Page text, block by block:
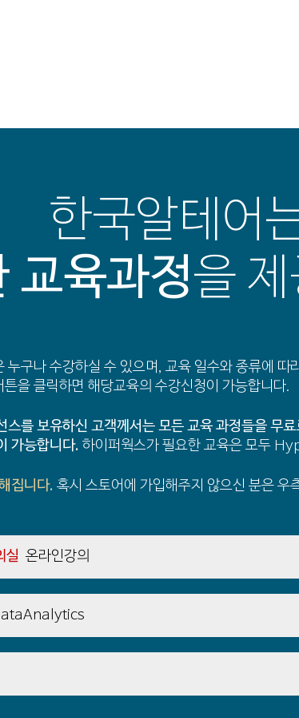
한국알테어
교육과정을
구나 수강하실 수 있으며, 교육 일수와 종류에 따
을 클릭하면 해당교육의 수강신청이 가능합니다.
스를 보유하신 고객께서는 모든 교육 과정들을 무
가능합니다. 하이퍼웍스가 필요한 교육은 모두
집니다. 혹시 스토어에 가입해주지 않으신 분은
실 온라인강의